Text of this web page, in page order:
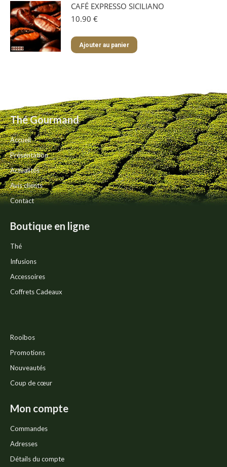
CAFÉ EXPRESSO SICILIANO
10.90 €
Ajouter au panier
Thé Gourmand
Accueil
Présentation
Actualités
Avis clients
Contact
Boutique en ligne
Thé
Infusions
Accessoires
Coffrets Cadeaux
Rooibos
Promotions
Nouveautés
Coup de cœur
Mon compte
Commandes
Adresses
Détails du compte